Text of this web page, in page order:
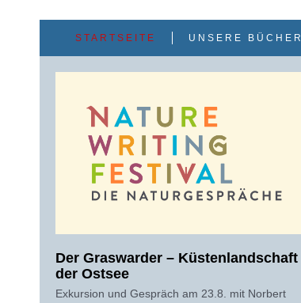
Inhalt
springenSTARTSEITE UNSERE BÜCHER
Der Graswarder – Küstenlandschaft
der Ostsee
Exkursion und Gespräch am 23.8. mit Norbert